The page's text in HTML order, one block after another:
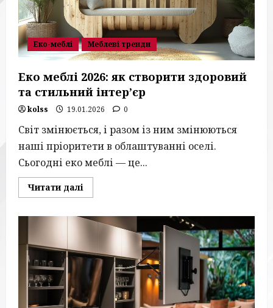
можна
економити
Еко-меблі Меблеві тренди
Еко меблі 2026: як створити здоровий
та стильний інтер’єр
kolss 19.01.2026 0
Світ змінюється, і разом із ним змінюються
наші пріоритети в облаштуванні оселі.
Сьогодні еко меблі — це...
Читати далі
more
меблі
здоровий
та
стильний
інтер’єр